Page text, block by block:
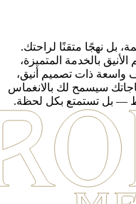
بل نهجًا متقنًا لراحتك.
بالخدمة المتميزة،
ذات تصميم أنيق،
سيسمح لك بالانغماس
— بل تستمتع بكل لحظة.